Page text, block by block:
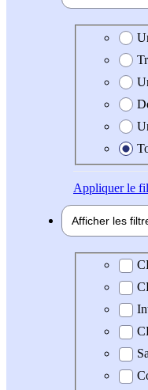
Date de
Appliquerle
Afficher les
Type de